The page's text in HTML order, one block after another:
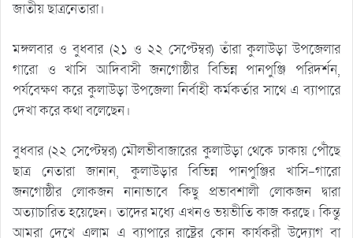
জাতীয় ছাত্রনেতারা।
মঙ্গলবার ও বুধবার (২১ ও ২২ সেপ্টেম্বর) তাঁরা কুলাউড়া উপজেলার
গারো ও খাসি আদিবাসী জনগোষ্ঠীর বিভিন্ন পানপুঞ্জি পরিদর্শন,
পর্যবেক্ষণ করে কুলাউড়া উপজেলা নির্বাহী কর্মকর্তার সাথে এ ব্যাপারে
দেখা করে কথা বলেছেন।
বুধবার (২২ সেপ্টেম্বর) মৌলভীবাজারের কুলাউড়া থেকে ঢাকায় পৌঁছে
ছাত্র নেতারা জানান, কুলাউড়ার বিভিন্ন পানপুঞ্জির খাসি-গারো
জনগোষ্ঠীর লোকজন নানাভাবে কিছু প্রভাবশালী লোকজন দ্বারা
অত্যাচারিত হয়েছেন। তাদের মধ্যে এখনও ভয়ভীতি কাজ করছে। কিন্তু
আমরা দেখে এলাম এ ব্যাপারে রাষ্ট্রের কোন কার্যকরী উদ্যোগ বা